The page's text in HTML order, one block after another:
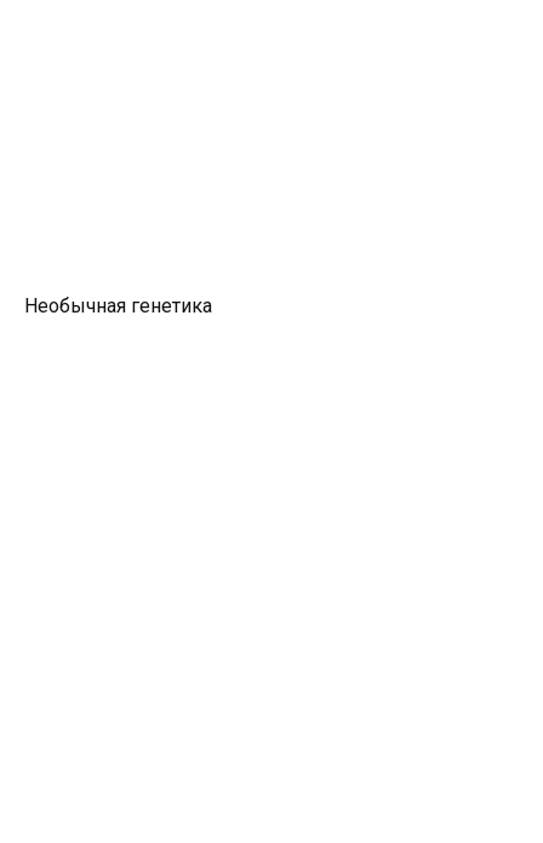
Необычная генетика